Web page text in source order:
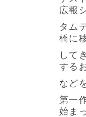
広報
タム
橋に
して
する
など
第一
始ま